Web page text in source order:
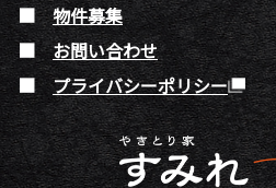
物件募集
お問い合わせ
プライバシーポリシー